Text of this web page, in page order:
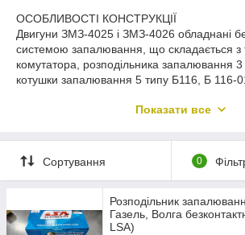
ОСОБЛИВОСТІ КОНСТРУКЦІЇ
Двигуни ЗМЗ-4025 і ЗМЗ-4026 обладнані
системою запалювання, що складається з
комутатора, розподільника запалювання 3
котушки запалювання 5 типу Б116, Б 116-
запалювання з датчиком Холу
струму в первинній обмотці котушки
Показати все
Сортування 0
Розподільник
Газель, Волга
LSA)